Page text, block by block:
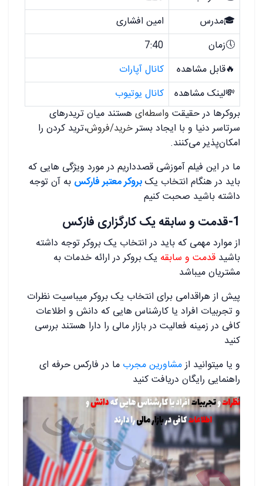
🎓مدرس
امین افشاری
🕔زمان
7:40
🔥قابل مشاهده
کانال آپارات
💸لینک مشاهده
کانال یوتیوب
بروکرها در حقیقت واسطه‌ای هستند میان تریدرهای
سرتاسر دنیا و با ایجاد بسترخرید/فروش،ترید کردن را
امکان‌پذیر می‌کنند.
ما در این فیلم آموزشی قصدداریم در مورد ویژگی هایی که
باید در هنگام انتخاب یکبروکر معتبر فارکس به آن توجه
داشته باشید صحبت کنیم
1-قدمت و سابقه یک کارگزاری فارکس
از موارد مهمی که باید در انتخاب یک بروکر توجه داشته
باشید قدمت و سابقه یک بروکر در ارائه خدمات به
مشتریان میباشد
پیش از هراقدامی برای انتخاب یک بروکر میباسیت نظرات
و تجربیات افراد یا کارشناس هایی که دانش و اطلاعات
کافی در زمینه فعالیت در بازار مالی را دارا هستند بررسی
کنید
و یا میتوانید ازمشاورین مجرب ما در فارکس حرفه ای
راهنمایی رایگان دریافت کنید